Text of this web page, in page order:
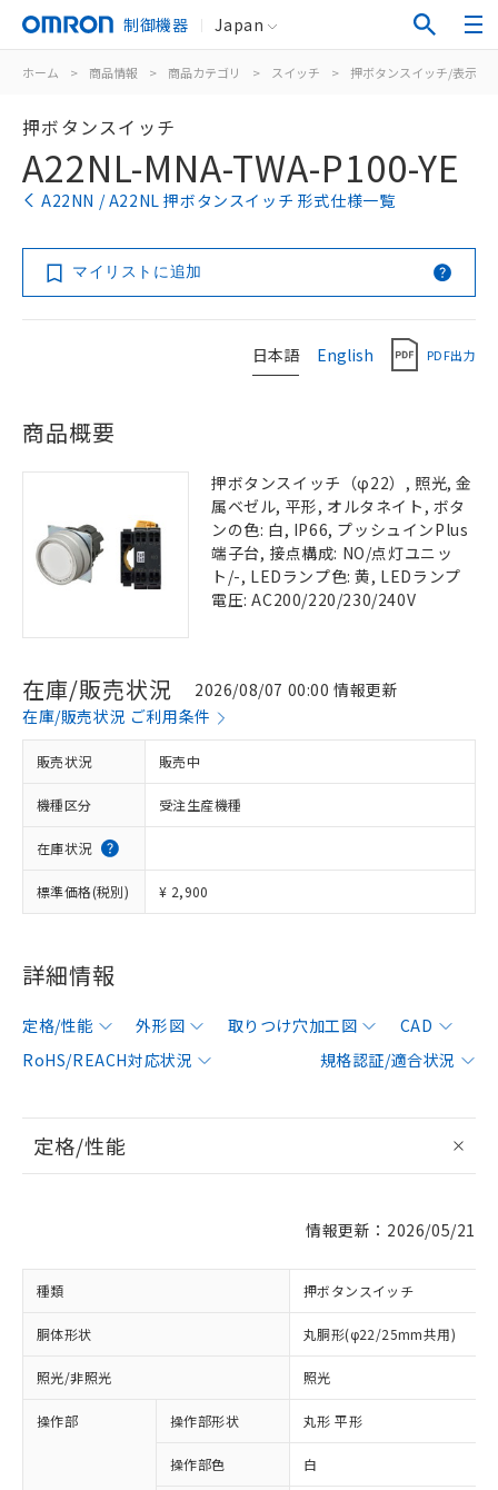
制御機器 Japan
ホーム > 商品情報 > 商品カテゴリ > スイッチ > 押ボタンスイッチ/表示灯
押ボタンスイッチ
A22NL-MNA-TWA-P100-YE
A22NN / A22NL 押ボタンスイッチ 形式仕様一覧
マイリストに追加
日本語 English PDF出力
商品概要
押ボタンスイッチ（φ22）, 照光, 金
属ベゼル, 平形, オルタネイト, ボタ
ンの色: 白, IP66, プッシュインPlus
端子台, 接点構成: NO/点灯ユニッ
ト/-, LEDランプ色: 黄, LEDランプ
電圧: AC200/220/230/240V
在庫/販売状況
2026/08/07 00:00 情報更新
在庫/販売状況 ご利用条件
販売状況 販売中
機種区分 受注生産機種
在庫状況
標準価格(税別) ¥ 2,900
詳細情報
定格/性能 外形図 取りつけ穴加工図
CAD
RoHS/REACH対応状況
規格認証/適合状況
定格/性能
情報更新：2026/05/21
種類 押ボタンスイッチ
胴体形状 丸胴形(φ22/25mm共用)
照光/非照光 照光
操作部 操作部形状 丸形 平形
操作部色 白